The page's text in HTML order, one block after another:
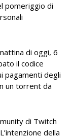
pomeriggio di
di oggi, 6
il codice
pagamenti degli
un torrent da
di Twitch
della